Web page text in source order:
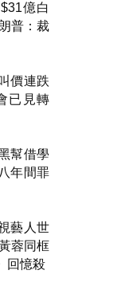
億白
普：裁
價連跌
已見轉
幫借學
年間罪
藝人世
蓉同框
回憶殺